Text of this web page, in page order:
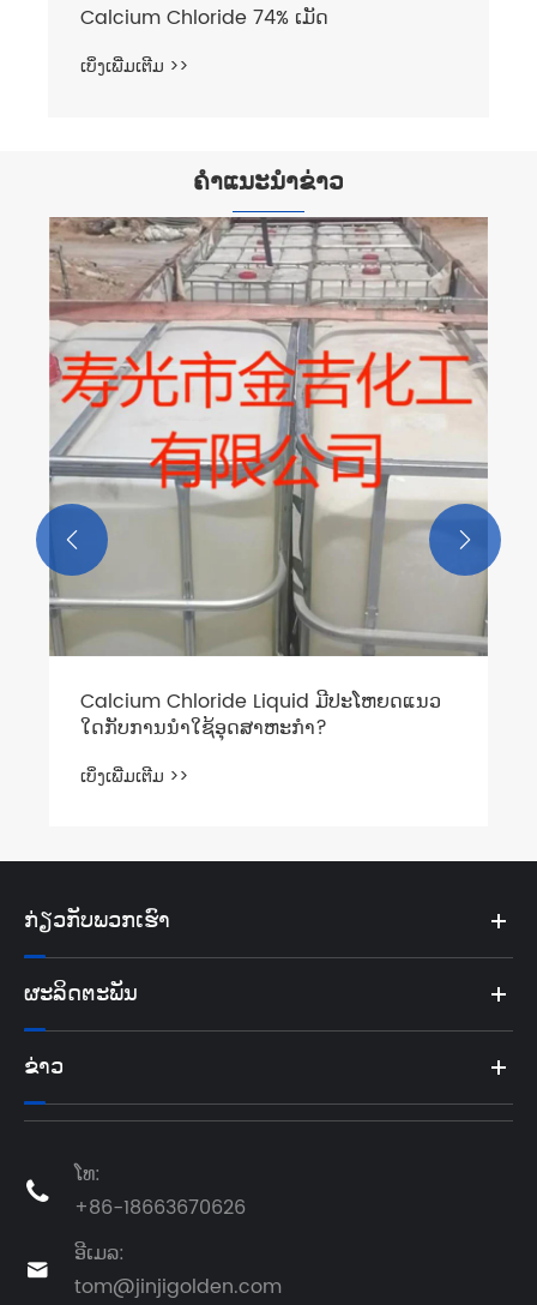
ຄໍາແນະນໍາຂ່າວ
Sodium Bromide Liquid ປັບປຸງປະສິດທິພາບ
ອຸດສາຫະກໍາແນວໃດ?
ເບິ່ງເພີ່ມເຕີມ >>
 
ກ່ຽວກັບພວກເຮົາ
ຜະລິດຕະພັນ
ຂ່າວ

ໂທ:
+86-18663670626

ອີເມລ:
tom@jinjigolden.com